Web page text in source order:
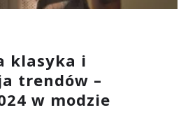
klasyka i
trendów –
w modzie